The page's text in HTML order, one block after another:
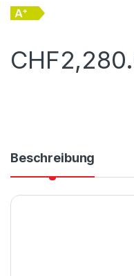
CHF
Beschreibung